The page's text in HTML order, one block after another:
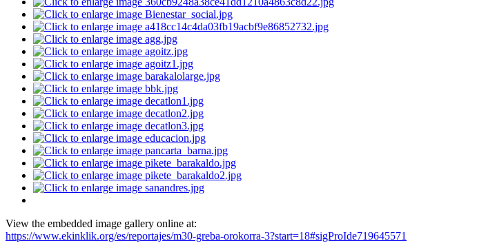
View the embedded image gallery online at:
https://www.ekinklik.org/es/reportajes/m30-greba-orokorra-3?start=18#sigProIde719645571